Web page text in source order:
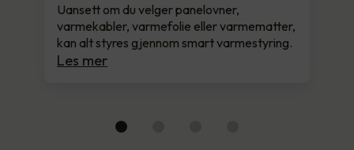
Uansett om du velger panelovner,
varmekabler, varmefolie eller varmematter,
kan alt styres gjennom smart varmestyring.
Les mer